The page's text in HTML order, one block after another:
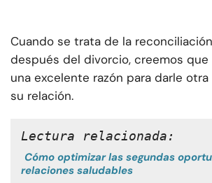
Cuando se trata de la
después del divorcio, creemos que
una excelente razón para darle
su relación.
Lectura relacionada:
Cómo optimizar las segundas
relaciones saludables